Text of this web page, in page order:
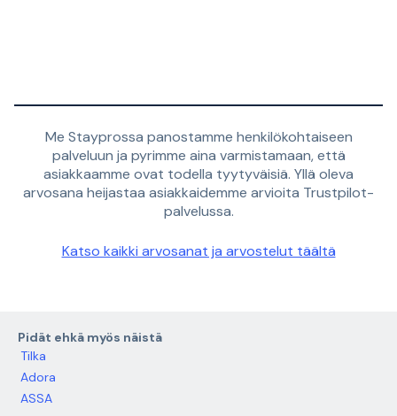
Me Stayprossa panostamme henkilökohtaiseen
palveluun ja pyrimme aina varmistamaan, että
asiakkaamme ovat todella tyytyväisiä. Yllä oleva
arvosana heijastaa asiakkaidemme arvioita Trustpilot-
palvelussa.
Katso kaikki arvosanat ja arvostelut täältä
Pidät ehkä myös näistä
Tilka
Adora
ASSA